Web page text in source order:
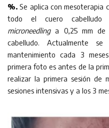
%.Se aplica con mesoterapia
todo el cuero cabelludo
microneedlinga 0,25 mm de
cabelludo. Actualmente
mantenimiento cada 3
primera foto es antes de la
realizar la primera sesión de
sesiones intensivas y a los 3